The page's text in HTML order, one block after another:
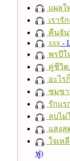
แผลใ
เรารั
คืนจั
xxx -
พรปีใ
คู่ชีวิต
อะไร
ซมซ
รักแร
ลบไม่
แสงสุ
ใจเห
ฟู)